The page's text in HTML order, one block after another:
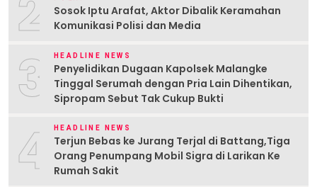
Sosok Iptu Arafat, Aktor Dibalik Keramahan
Komunikasi Polisi dan Media
3 HEADLINE NEWS
Penyelidikan Dugaan Kapolsek Malangke
Tinggal Serumah dengan Pria Lain Dihentikan,
Sipropam Sebut Tak Cukup Bukti
4 HEADLINE NEWS
Terjun Bebas ke Jurang Terjal di Battang,Tiga
Orang Penumpang Mobil Sigra di Larikan Ke
Rumah Sakit